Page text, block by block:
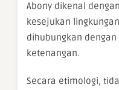
Abony dikenal
kesejukan
dihubungkan
ketenangan.
Secara etimologi,